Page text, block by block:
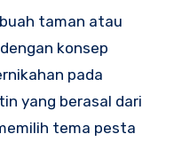
taman atau
konsep
pada
yang berasal dari
tema pesta